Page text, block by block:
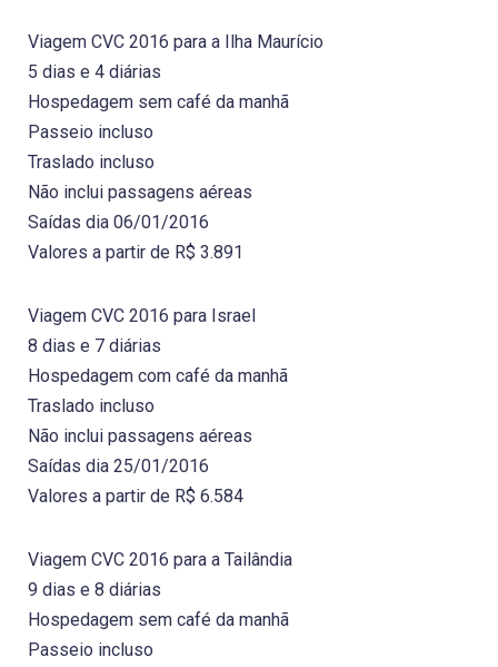
Viagem CVC 2016 para a Ilha Maurício
5 dias e 4 diárias
Hospedagem sem café da manhã
Passeio incluso
Traslado incluso
Não inclui passagens aéreas
Saídas dia 06/01/2016
Valores a partir de R$ 3.891
Viagem CVC 2016 para Israel
8 dias e 7 diárias
Hospedagem com café da manhã
Traslado incluso
Não inclui passagens aéreas
Saídas dia 25/01/2016
Valores a partir de R$ 6.584
Viagem CVC 2016 para a Tailândia
9 dias e 8 diárias
Hospedagem sem café da manhã
Passeio incluso